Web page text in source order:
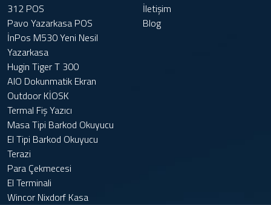
312 POS
Pavo Yazarkasa POS
İnPos M530 Yeni Nesil
Yazarkasa
Hugin Tiger T 300
AIO Dokunmatik Ekran
Outdoor KİOSK
Termal Fiş Yazıcı
Masa Tipi Barkod Okuyucu
El Tipi Barkod Okuyucu
Terazi
Para Çekmecesi
El Terminali
Wincor Nixdorf Kasa
İletişim
Blog